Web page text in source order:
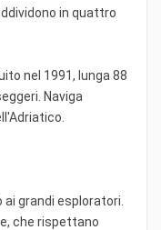
in quattro
nel 1991, lunga 88
Naviga
grandi esploratori.
che rispettano